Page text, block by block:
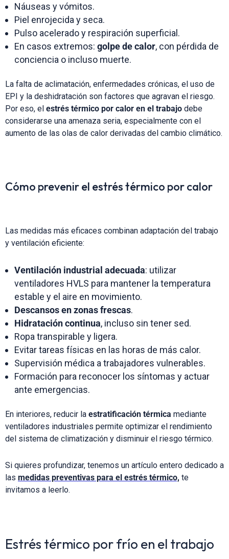
Náuseas y vómitos.
Piel enrojecida y seca.
Pulso acelerado y respiración superficial.
En casos extremos: golpe de calor, con pérdida de
conciencia o incluso muerte.
La falta de aclimatación, enfermedades crónicas, el uso de
EPI y la deshidratación son factores que agravan el riesgo.
Por eso, el estrés térmico por calor en el trabajo debe
considerarse una amenaza seria, especialmente con el
aumento de las olas de calor derivadas del cambio climático.
Cómo prevenir el estrés térmico por calor
Las medidas más eficaces combinan adaptación del trabajo
y ventilación eficiente:
Ventilación industrial adecuada: utilizar
ventiladores HVLS para mantener la temperatura
estable y el aire en movimiento.
Descansos en zonas frescas.
Hidratación continua, incluso sin tener sed.
Ropa transpirable y ligera.
Evitar tareas físicas en las horas de más calor.
Supervisión médica a trabajadores vulnerables.
Formación para reconocer los síntomas y actuar
ante emergencias.
En interiores, reducir la estratificación térmica mediante
ventiladores industriales permite optimizar el rendimiento
del sistema de climatización y disminuir el riesgo térmico.
Si quieres profundizar, tenemos un artículo entero dedicado a
las medidas preventivas para el estrés térmico, te
invitamos a leerlo.
Estrés térmico por frío en el trabajo